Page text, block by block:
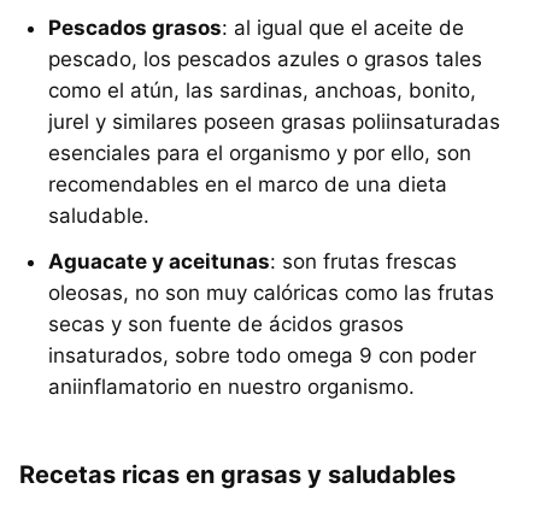
Pescados grasos: al igual que el aceite de
pescado, los pescados azules o grasos tales
como el atún, las sardinas, anchoas, bonito,
jurel y similares poseen grasas poliinsaturadas
esenciales para el organismo y por ello, son
recomendables en el marco de una dieta
saludable.
Aguacate y aceitunas: son frutas frescas
oleosas, no son muy calóricas como las frutas
secas y son fuente de ácidos grasos
insaturados, sobre todo omega 9 con poder
aniinflamatorio en nuestro organismo.
Recetas ricas en grasas y saludables